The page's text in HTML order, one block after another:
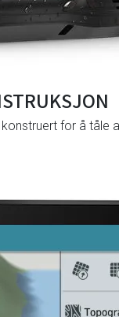
for å tåle